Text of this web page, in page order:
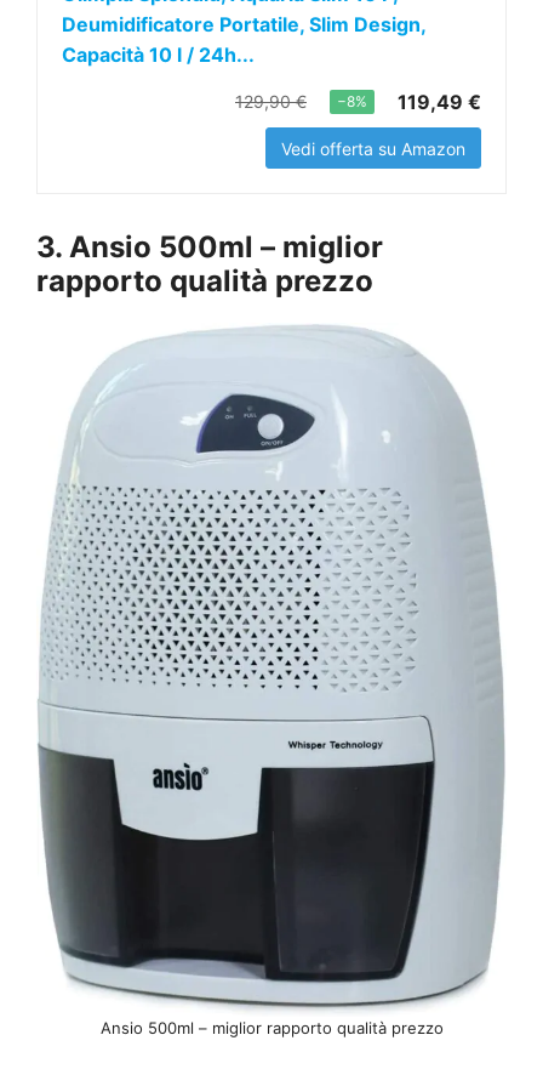
Deumidificatore Portatile, Slim Design,
Capacità 10 l / 24h...
129,90 € −8% 119,49 €
Vedi offerta su Amazon
3. Ansio 500ml – miglior
rapporto qualità prezzo
Ansio 500ml – miglior rapporto qualità prezzo